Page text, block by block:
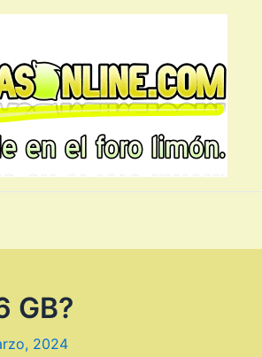
GB?
2024